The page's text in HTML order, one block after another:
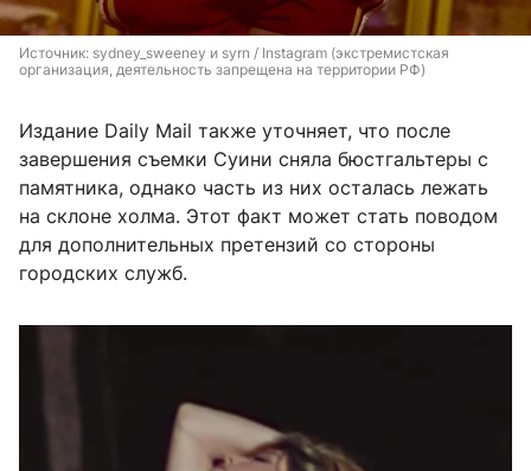
Источник: sydney_sweeney и syrn / Instagram (экстремистская
организация, деятельность запрещена на территории РФ)
Издание Daily Mail также уточняет, что после
завершения съемки Суини сняла бюстгальтеры с
памятника, однако часть из них осталась лежать
на склоне холма. Этот факт может стать поводом
для дополнительных претензий со стороны
городских служб.